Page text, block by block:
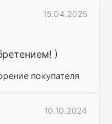
15.04.2025
)
покупателя
10.10.2024